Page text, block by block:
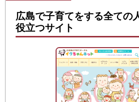
広島で子育てをする全ての
役立つサイト